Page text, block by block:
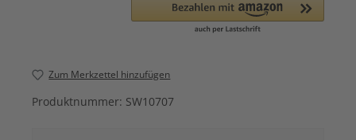
Zum Merkzettel hinzufügen
Produktnummer: SW10707